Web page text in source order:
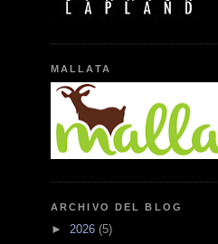
MALLATA
ARCHIVO DEL BLOG
► 2026 (5)